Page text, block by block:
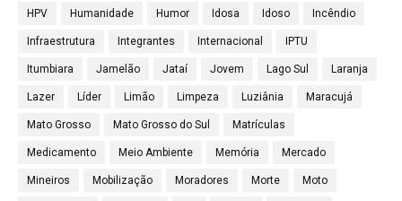
HPV Humanidade Humor Idosa Idoso Incêndio
Infraestrutura Integrantes Internacional IPTU
Itumbiara Jamelão Jataí Jovem Lago Sul Laranja
Lazer Líder Limão Limpeza Luziânia Maracujá
Mato Grosso Mato Grosso do Sul Matrículas
Medicamento Meio Ambiente Memória Mercado
Mineiros Mobilização Moradores Morte Moto